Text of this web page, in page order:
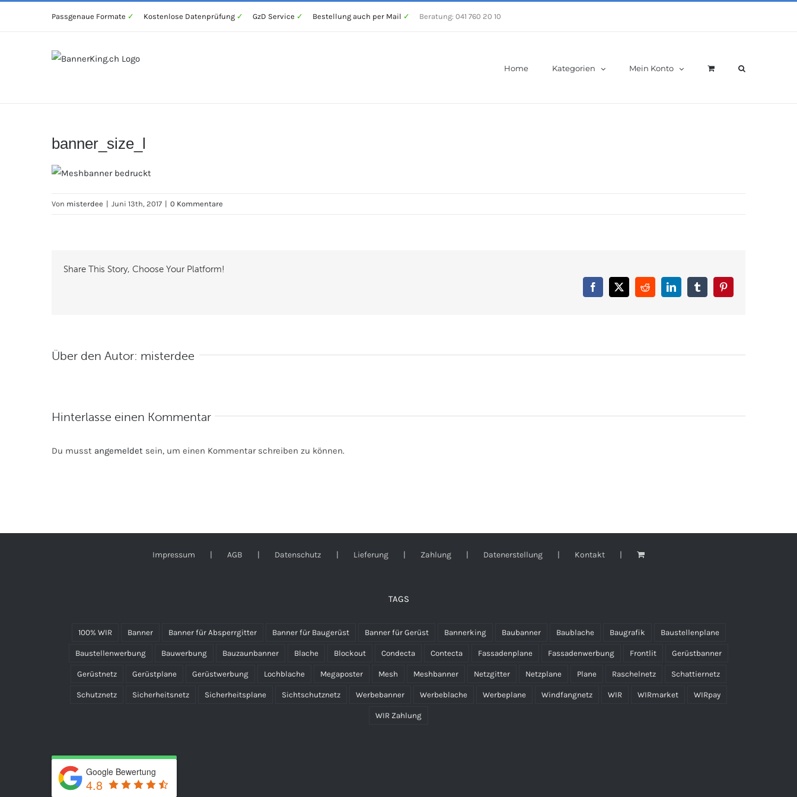
Passgenaue Formate ✓ Kostenlose Datenprüfung ✓ GzD Service ✓ Bestellung auch per Mail ✓ Beratung: 041 760 20 10
Home Kategorien Mein Konto
banner_size_l
Von misterdee | Juni 13th, 2017 | 0 Kommentare
Share This Story, Choose Your Platform!
Facebook
X RedditLinkedInTumblrPinterest
Über den Autor: misterdee
Hinterlasse einen Kommentar
Du musst angemeldet sein, um einen Kommentar schreiben zu können.
Impressum AGB Datenschutz Lieferung Zahlung Datenerstellung Kontakt
TAGS
100% WIR Banner Banner für Absperrgitter Banner für Baugerüst Banner für Gerüst Bannerking Baubanner Baublache Baugrafik Baustellenplane
Baustellenwerbung Bauwerbung Bauzaunbanner Blache Blockout Condecta Contecta Fassadenplane Fassadenwerbung Frontlit Gerüstbanner
Gerüstnetz Gerüstplane Gerüstwerbung Lochblache Megaposter Mesh Meshbanner Netzgitter Netzplane Plane Raschelnetz Schattiernetz
Schutznetz Sicherheitsnetz Sicherheitsplane Sichtschutznetz Werbebanner Werbeblache Werbeplane Windfangnetz WIR WIRmarket WIRpay
WIR Zahlung
Google Bewertung
4.8